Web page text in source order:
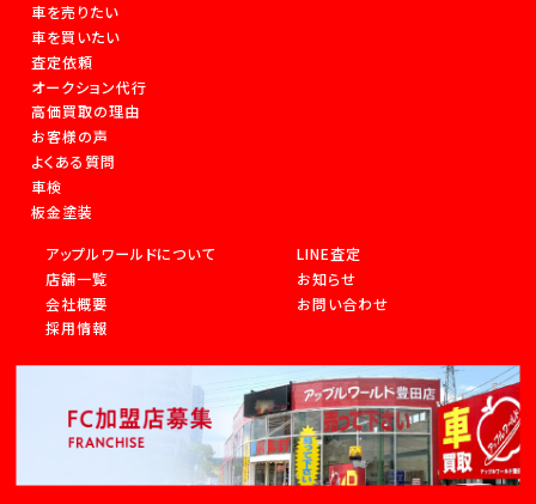
車を売りたい
車を買いたい
査定依頼
オークション代行
高価買取の理由
お客様の声
よくある質問
車検
板金塗装
アップルワールドについて
店舗一覧
会社概要
採用情報
LINE査定
お知らせ
お問い合わせ